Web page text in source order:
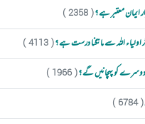
ایمان معتبر ہے ؟( 2358 )
اولیاء اللہ سے مانگنا درست ہے ؟( 4113 )
کو پہچانیں گے ؟( 1966 )
( 6784 )